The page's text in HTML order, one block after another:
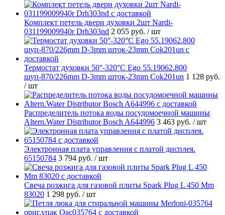
Комплект петель двери духовки 2шт Nardi-
031199009940r Drh303nd 2 055 руб. / шт
Термостат духовки 50°-320°C Ego 55.19062.800
щуп-870/226mm D-3mm шток-23mm Cok201un 1 128 руб.
/ шт
Распределитель потока воды посудомоечной машины
Altern.Water Distributor Bosch A644996 3 463 руб. / шт
Электронная плата управления с платой дисплея.
65150784 3 794 руб. / шт
Свеча розжига для газовой плиты Spark Plug L 450 Mm
83020 1 298 руб. / шт